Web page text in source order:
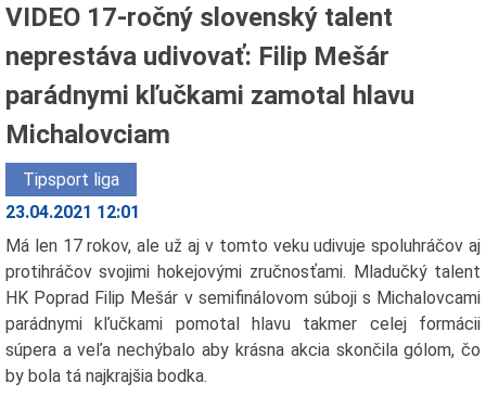
VIDEO 17-ročný slovenský talent
neprestáva udivovať: Filip Mešár
parádnymi kľučkami zamotal hlavu
Michalovciam
Tipsport liga
23.04.2021 12:01
Má len 17 rokov, ale už aj v tomto veku udivuje spoluhráčov aj
protihráčov svojimi hokejovými zručnosťami. Mladučký talent
HK Poprad Filip Mešár v semifinálovom súboji s Michalovcami
parádnymi kľučkami pomotal hlavu takmer celej formácii
súpera a veľa nechýbalo aby krásna akcia skončila gólom, čo
by bola tá najkrajšia bodka.